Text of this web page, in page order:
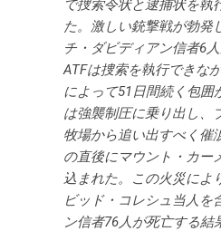
で捜索令状と逮捕状を執
た。激しい銃撃戦が勃発
チ・ダビディアン信者6
ATFは捜索を執行できな
によって51日間続く包囲
は強襲制圧に乗り出し、
牧場から追い出すべく催
の直後にマウント・カー
込まれた。この火災によ
ビッド・コレシュ当人を
ン信者76人が死亡する結